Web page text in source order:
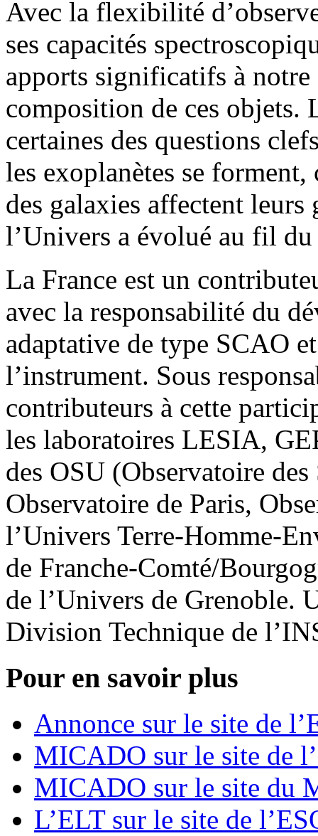
Avec la flexibilité
ses capacités
apports significatifs à
composition de ces objets.
certaines des questions
les exoplanètes se
des galaxies affectent
l’Univers a évolué au fil du
La France est un
avec la responsabilité du
adaptative de type SCAO
l’instrument. Sous
contributeurs à cette
les laboratoires LESIA,
des OSU (Observatoire
Observatoire de Paris,
l’Univers Terre-Homme-
de Franche-Comté/
de l’Univers de Grenoble.
Division Technique de
Pour en savoir plus
Annonce sur le site de
MICADO sur le site de
MICADO sur le site du
L’ELT sur le site de